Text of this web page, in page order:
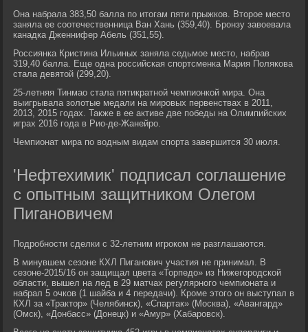
Она набрала 383,50 балла по итогам пяти прыжков. Второе место
заняла ее соотечественница Ван Хань (359,40). Бронзу завоевала
канадка Дженнифер Абель (351,55).
Россиянка Кристина Ильиных заняла седьмое место, набрав
319,40 балла. Еще одна российская спортсменка Мария Полякова
стала девятой (299,20).
25-летняя Тинмао стала пятикратной чемпионкой мира. Она
выигрывала золотые медали на мировых первенствах в 2011,
2013, 2015 годах. Также в ее активе две победы на Олимпийских
играх 2016 года в Рио-де-Жанейро.
Чемпионат мира по водным видам спорта завершится 30 июля.
'Нефтехимик' подписал соглашение
с опытным защитником Олегом
Пигановичем
Подробности сделки с 32-летним игроком не разглашаются.
В минувшем сезоне КХЛ Пиганович участия не принимал. В
сезоне-2015/16 он защищал цвета «Торпедо» из Нижегородской
области, вышел на лед в 29 матчах регулярного чемпионата и
набрал 5 очков (1 шайба и 4 передачи). Кроме этого он выступал в
КХЛ за «Трактор» (Челябинск), «Спартак» (Москва), «Авангард»
(Омск), «Донбасс» (Донецк) и «Амур» (Хабаровск).